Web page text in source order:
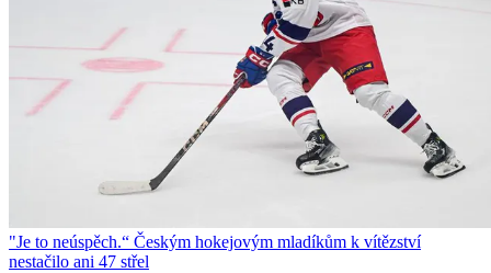
"Je to neúspěch.“ Českým hokejovým mladíkům k vítězství
nestačilo ani 47 střel